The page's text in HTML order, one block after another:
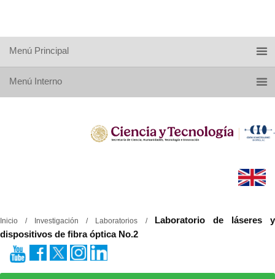
Menú Principal
Menú Interno
Inicio / Investigación / Laboratorios / Laboratorio de láseres y
dispositivos de fibra óptica No.2